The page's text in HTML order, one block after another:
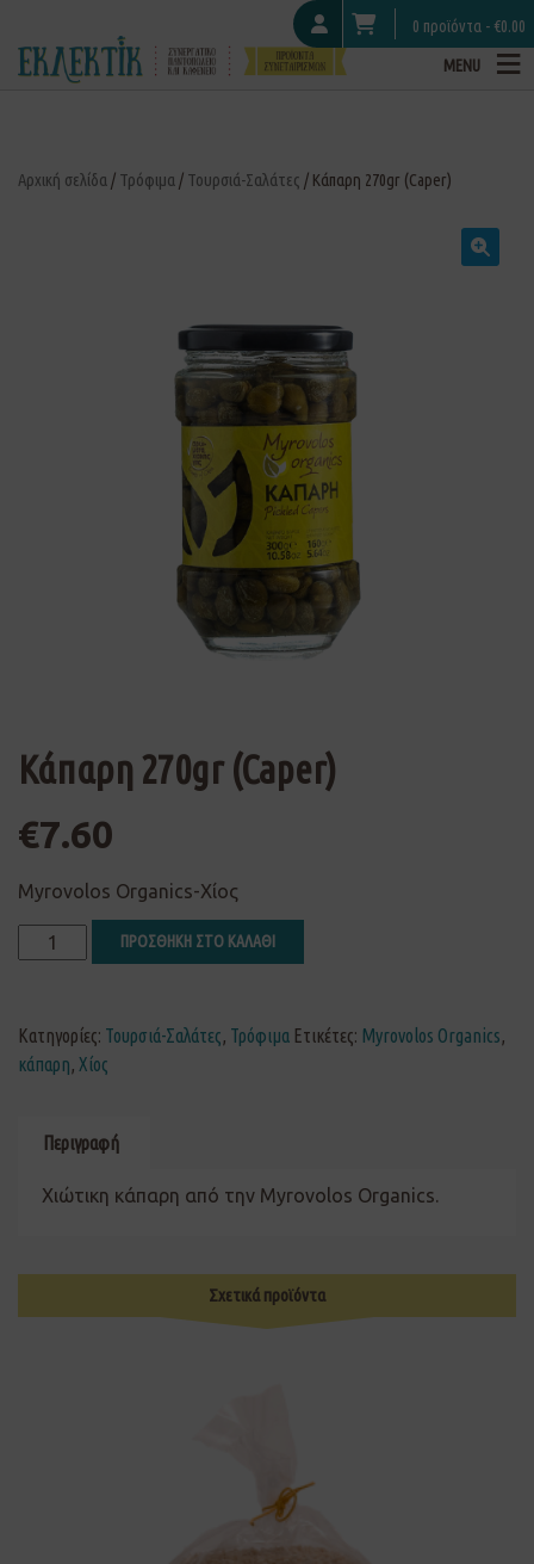
0 προϊόντα - €0.00
MENU
Αρχική σελίδα / Τρόφιμα / Τουρσιά-Σαλάτες / Κάπαρη 270gr (Caper)
Κάπαρη 270gr (Caper)
€7.60
Myrovolos Organics-Χίος
ΠΡΟΣΘΗΚΗ ΣΤΟ ΚΑΛΑΘΙ
Κατηγορίες: Τουρσιά-Σαλάτες, Τρόφιμα Ετικέτες: Myrovolos Organics,
κάπαρη, Χίος
Περιγραφή
Χιώτικη κάπαρη από την Myrovolos Organics.
Σχετικά προϊόντα